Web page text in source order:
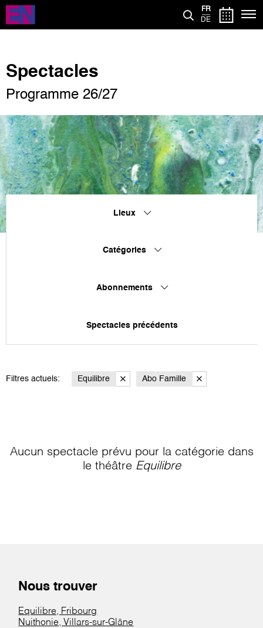
Aller
contenu
FR
DE
Spectacles
Programme 26/27
Lieux
Catégories
Abonnements
Spectacles précédents
Filtres actuels: Equilibre Abo Famille
Aucun spectacle prévu pour la catégorie dans
le théâtre Equilibre
Nous trouver
Equilibre, Fribourg
Nuithonie, Villars-sur-Glâne